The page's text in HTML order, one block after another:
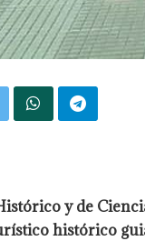
y de
histórico